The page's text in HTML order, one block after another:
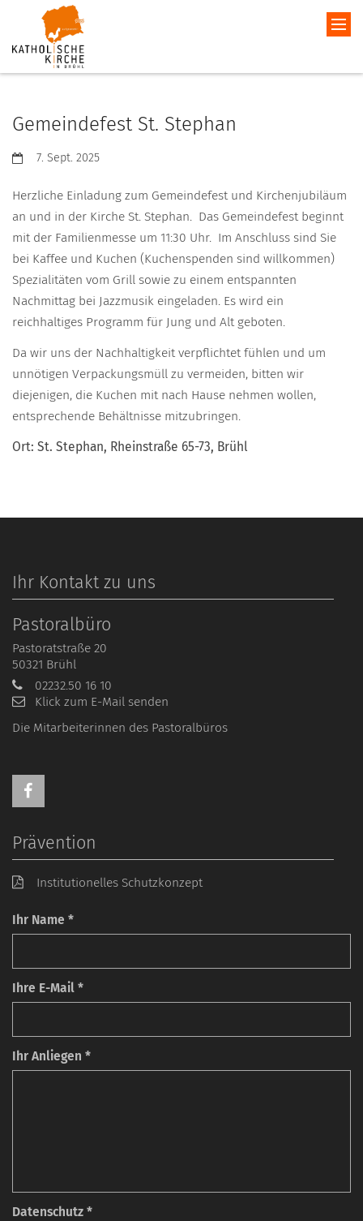
Gemeindefest St. Stephan
Datum:7. Sept. 2025
Herzliche Einladung zum Gemeindefest und Kirchenjubiläum
an und in der Kirche St. Stephan. Das Gemeindefest beginnt
mit der Familienmesse um 11:30 Uhr. Im Anschluss sind Sie
bei Kaffee und Kuchen (Kuchenspenden sind willkommen)
Spezialitäten vom Grill sowie zu einem entspannten
Nachmittag bei Jazzmusik eingeladen. Es wird ein
reichhaltiges Programm für Jung und Alt geboten.
Da wir uns der Nachhaltigkeit verpflichtet fühlen und um
unnötigen Verpackungsmüll zu vermeiden, bitten wir
diejenigen, die Kuchen mit nach Hause nehmen wollen,
entsprechende Behältnisse mitzubringen.
Ort: St. Stephan, Rheinstraße 65-73, Brühl
Ihr Name *
Ihre E-Mail *
Ihr Anliegen *
Datenschutz *
Ihr Kontakt zu uns
Pastoralbüro
Pastoratstraße 20
50321 Brühl
02232.50 16 10
Klick zum E-Mail senden
Die Mitarbeiterinnen des Pastoralbüros
Prävention
Institutionelles Schutzkonzept